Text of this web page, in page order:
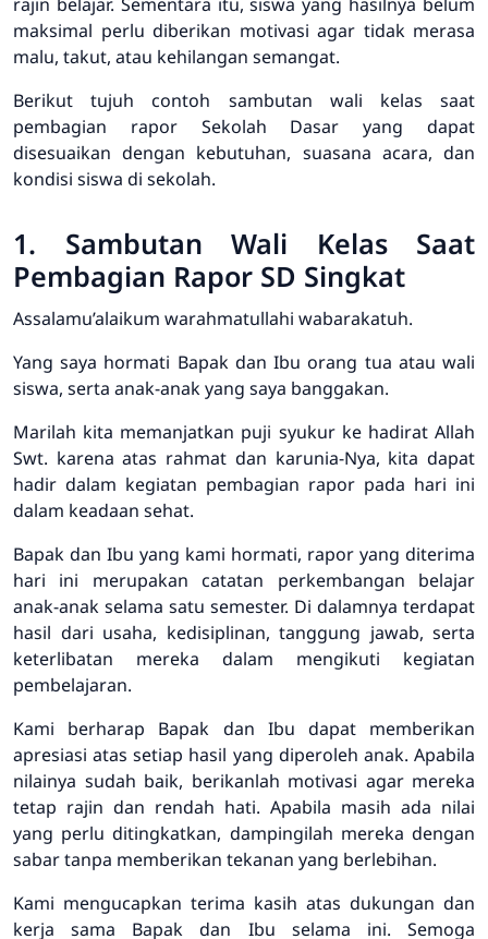
maksimal perlu diberikan motivasi agar tidak merasa
malu, takut, atau kehilangan semangat.
Berikut tujuh contoh sambutan wali kelas saat
pembagian rapor Sekolah Dasar yang dapat
disesuaikan dengan kebutuhan, suasana acara, dan
kondisi siswa di sekolah.
1. Sambutan Wali Kelas Saat
Pembagian Rapor SD Singkat
Assalamu’alaikum warahmatullahi wabarakatuh.
Yang saya hormati Bapak dan Ibu orang tua atau wali
siswa, serta anak-anak yang saya banggakan.
Marilah kita memanjatkan puji syukur ke hadirat Allah
Swt. karena atas rahmat dan karunia-Nya, kita dapat
hadir dalam kegiatan pembagian rapor pada hari ini
dalam keadaan sehat.
Bapak dan Ibu yang kami hormati, rapor yang diterima
hari ini merupakan catatan perkembangan belajar
anak-anak selama satu semester. Di dalamnya terdapat
hasil dari usaha, kedisiplinan, tanggung jawab, serta
keterlibatan mereka dalam mengikuti kegiatan
pembelajaran.
Kami berharap Bapak dan Ibu dapat memberikan
apresiasi atas setiap hasil yang diperoleh anak. Apabila
nilainya sudah baik, berikanlah motivasi agar mereka
tetap rajin dan rendah hati. Apabila masih ada nilai
yang perlu ditingkatkan, dampingilah mereka dengan
sabar tanpa memberikan tekanan yang berlebihan.
Kami mengucapkan terima kasih atas dukungan dan
kerja sama Bapak dan Ibu selama ini. Semoga